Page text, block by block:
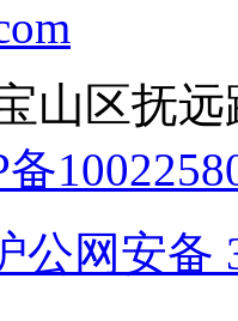
山区抚
公网安备